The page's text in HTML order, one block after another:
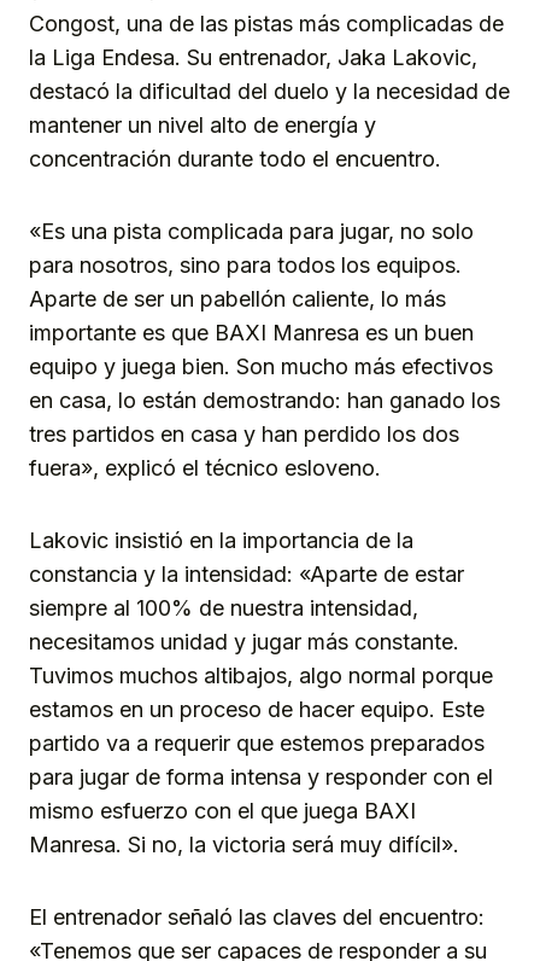
Congost, una de las pistas más complicadas de
la Liga Endesa. Su entrenador, Jaka Lakovic,
destacó la dificultad del duelo y la necesidad de
mantener un nivel alto de energía y
concentración durante todo el encuentro.
«Es una pista complicada para jugar, no solo
para nosotros, sino para todos los equipos.
Aparte de ser un pabellón caliente, lo más
importante es que BAXI Manresa es un buen
equipo y juega bien. Son mucho más efectivos
en casa, lo están demostrando: han ganado los
tres partidos en casa y han perdido los dos
fuera», explicó el técnico esloveno.
Lakovic insistió en la importancia de la
constancia y la intensidad: «Aparte de estar
siempre al 100% de nuestra intensidad,
necesitamos unidad y jugar más constante.
Tuvimos muchos altibajos, algo normal porque
estamos en un proceso de hacer equipo. Este
partido va a requerir que estemos preparados
para jugar de forma intensa y responder con el
mismo esfuerzo con el que juega BAXI
Manresa. Si no, la victoria será muy difícil».
El entrenador señaló las claves del encuentro:
«Tenemos que ser capaces de responder a su